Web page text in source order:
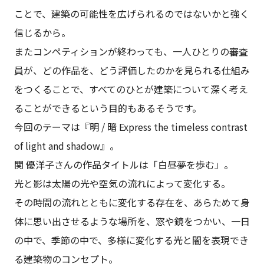
ことで、建築の可能性を広げられるのではないかと強く
信じるから。
またコンペティションが終わっても、一人ひとりの審査
員が、どの作品を、どう評価したのかを見られる仕組み
をつくることで、すべてのひとが建築について深く考え
ることができるという目的もあるそうです。
今回のテーマは『明 / 暗 Express the timeless contrast
of light and shadow』。
関 優洋子さんの作品タイトルは「白昼夢を歩む」。
光と影は太陽の光や空気の流れによって変化する。
その時間の流れとともに変化する存在を、あらためて身
体に思い出させるような場所を、窓や鏡をつかい、一日
の中で、季節の中で、多様に変化する光と闇を表現でき
る建築物のコンセプト。